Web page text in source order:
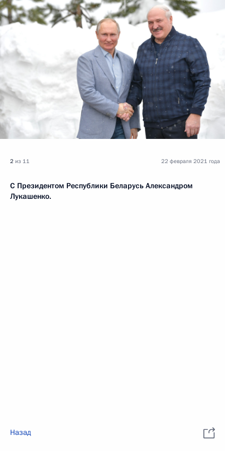
2 из 11
С Президентом Республики Беларусь Александром
Лукашенко.
22 февраля 2021 года
Назад